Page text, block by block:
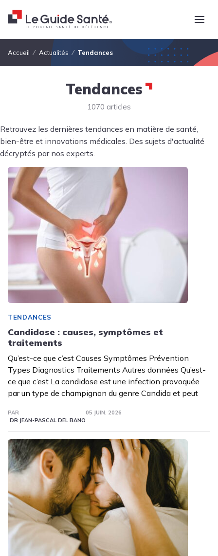
Fil d'Ariane
Accueil Actualités Tendances
Tendances
1070 articles
Retrouvez les dernières tendances en matière de santé,
bien-être et innovations médicales. Des sujets d'actualité
décryptés par nos experts.
TENDANCES
Candidose : causes, symptômes et
traitements
Qu’est-ce que c’est Causes Symptômes Prévention
Types Diagnostics Traitements Autres données Qu’est-
ce que c’est La candidose est une infection provoquée
par un type de champignon du genre Candida et peut
PAR
DR JEAN-PASCAL DEL BANO
05 JUIN. 2026